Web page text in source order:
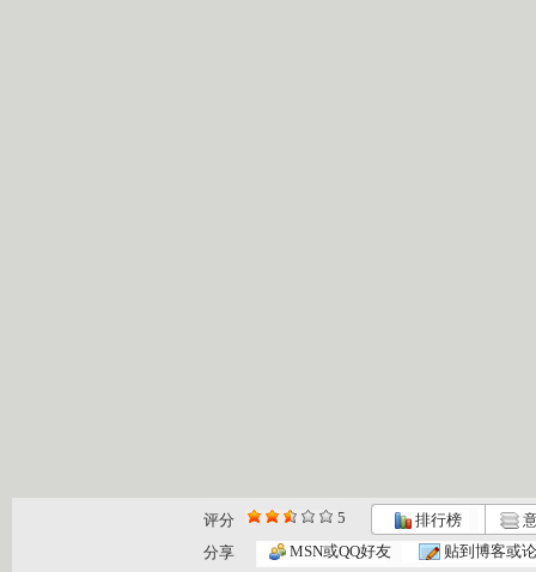
评分 5 排行榜
分享
MSN或QQ好友 贴到博客或